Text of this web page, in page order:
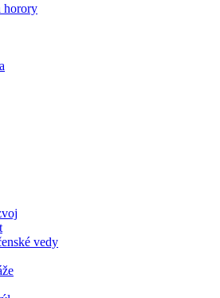
horory
vedy